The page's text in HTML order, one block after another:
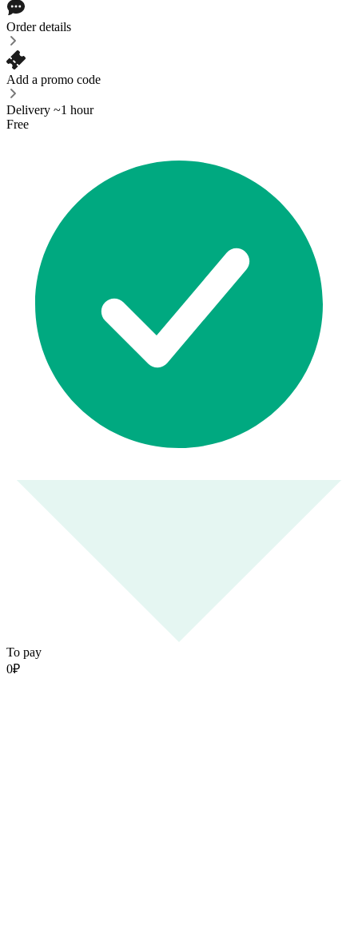
Order details
Add a promo code
Delivery ~1 hour
Free
To pay
0₽